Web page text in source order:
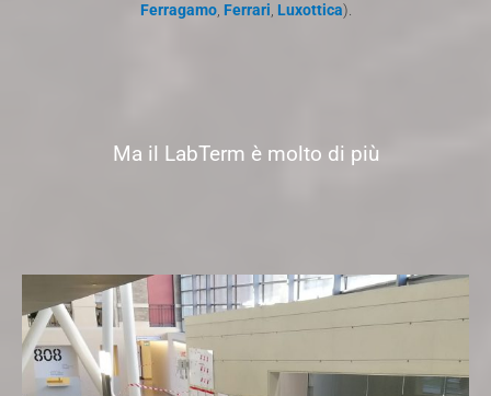
Ferragamo, Ferrari, Luxottica).
Ma il LabTerm è molto di più